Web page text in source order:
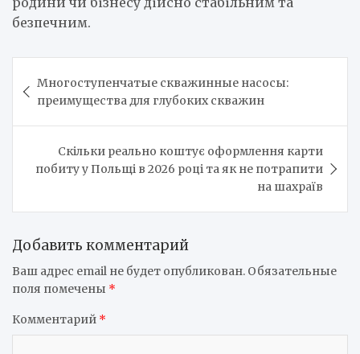
безпечним.
по
записям
Многоступенчатые скважинные насосы:
преимущества для глубоких скважин
Скільки реально коштує оформлення карти
побиту у Польщі в 2026 році та як не потрапити
на шахраїв
Добавить комментарий
Ваш адрес email не будет опубликован. Обязательные
поля помечены *
Комментарий *